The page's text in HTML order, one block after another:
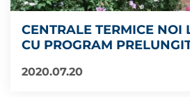
CENTRALE TERMICE NOI
CU PROGRAM
2020.07.20